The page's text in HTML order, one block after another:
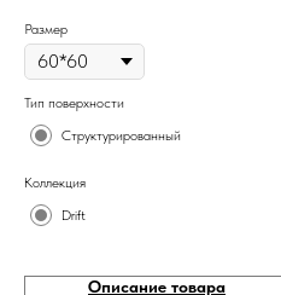
Размер
Тип поверхности
Структурированный
Коллекция
Drift
Описание товара